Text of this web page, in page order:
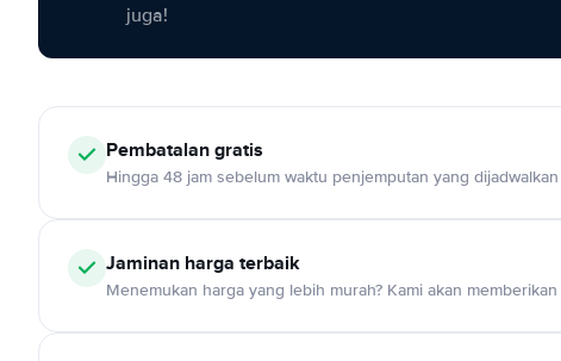
juga!
Pembatalan gratis
Hingga 48 jam sebelum waktu penjemputan yang dijadwalkan
Jaminan harga terbaik
Menemukan harga yang lebih murah? Kami akan